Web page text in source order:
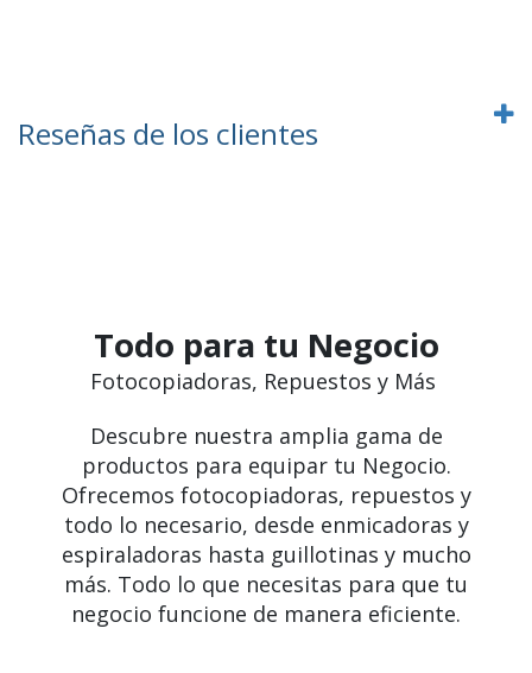
Reseñas de los clientes
Todo para tu Negocio
Fotocopiadoras, Repuestos y Más
Descubre nuestra amplia gama de
productos para equipar tu Negocio.
Ofrecemos fotocopiadoras, repuestos y
todo lo necesario, desde enmicadoras y
espiraladoras hasta guillotinas y mucho
más. Todo lo que necesitas para que tu
negocio funcione de manera eficiente.